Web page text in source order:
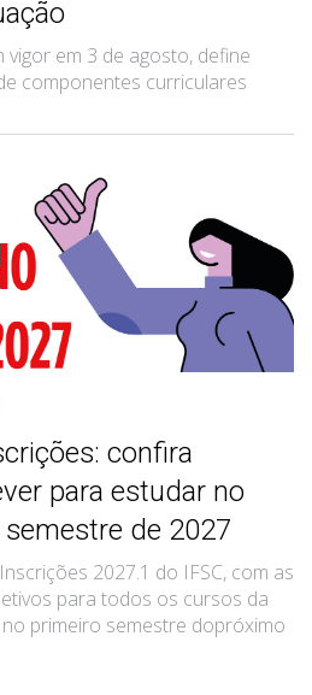
vigor em 3 de agosto, define
componentes curriculares
confira
para estudar no
de 2027
2027.1 do IFSC, com as
para todos os cursos da
primeiro semestre dopróximo